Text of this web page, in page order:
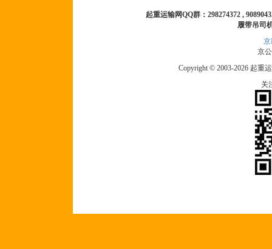
起重运输网QQ群：298274372 ,
履带吊司
京
京
Copyright © 2003-2026 起重
关